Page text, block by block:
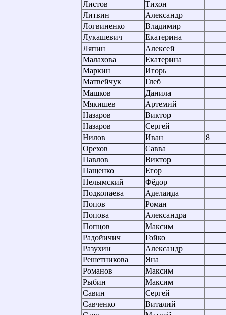
Листов
Тихон
Литвин
Александр
Логвиненко
Владимир
Лукашевич
Екатерина
Ляпин
Алексей
Малахова
Екатерина
Маркин
Игорь
Матвейчук
Глеб
Машков
Данила
Мякишев
Артемий
Назаров
Виктор
Назаров
Сергей
Нилов
Иван
8
Орехов
Савва
Павлов
Виктор
Пащенко
Егор
Пелымский
Фёдор
Подкопаева
Аделаида
Попов
Роман
Попова
Александра
Попцов
Максим
Радойичич
Гойко
Разухин
Александр
Решетникова
Яна
Романов
Максим
Рыбин
Максим
Савин
Сергей
Савченко
Виталий